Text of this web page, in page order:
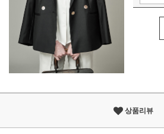
상품리뷰